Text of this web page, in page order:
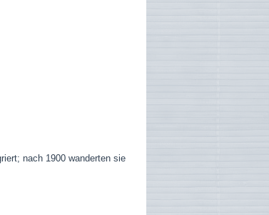
nach 1900 wanderten sie